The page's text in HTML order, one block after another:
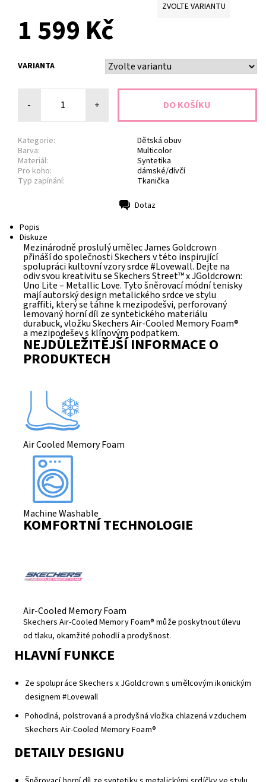
ZVOLTE VARIANTU
1 599 Kč
VARIANTA
- +
Kategorie:
Dětská obuv
Barva:
Multicolor
Materiál:
Syntetika
Pro koho:
dámské/dívčí
Typ zapínání:
Tkanička
Dotaz
Popis
Diskuze
Mezinárodně proslulý umělec James Goldcrown
přináší do společnosti Skechers v této inspirující
spolupráci kultovní vzory srdce #Lovewall. Dejte na
odiv svou kreativitu se Skechers Street™ x JGoldcrown:
Uno Lite – Metallic Love. Tyto šněrovací módní tenisky
mají autorský design metalického srdce ve stylu
graffiti, který se táhne k mezipodešvi, perforovaný
lemovaný horní díl ze syntetického materiálu
durabuck, vložku Skechers Air-Cooled Memory Foam®
a mezipodešev s klínovým podpatkem.
NEJDŮLEŽITĚJŠÍ INFORMACE O
PRODUKTECH
Air Cooled Memory Foam
Machine Washable
KOMFORTNÍ TECHNOLOGIE
Air-Cooled Memory Foam
Skechers Air-Cooled Memory Foam® může poskytnout úlevu
od tlaku, okamžité pohodlí a prodyšnost.
HLAVNÍ FUNKCE
Ze spolupráce Skechers x JGoldcrown s umělcovým ikonickým
designem #Lovewall
Pohodlná, polstrovaná a prodyšná vložka chlazená vzduchem
Skechers Air-Cooled Memory Foam®
DETAILY DESIGNU